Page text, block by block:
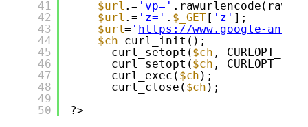
41
42
43
44
45
46
47
48
49
50
$url .= 'vp='
$url .= 'z=' . $_GET [ 'z' ];
$url= ' https://www.google-
$ch=curl_init();
curl_setopt($ch ,
curl_setopt($ch ,
curl_exec( $ch );
curl_close( $ch );
?>